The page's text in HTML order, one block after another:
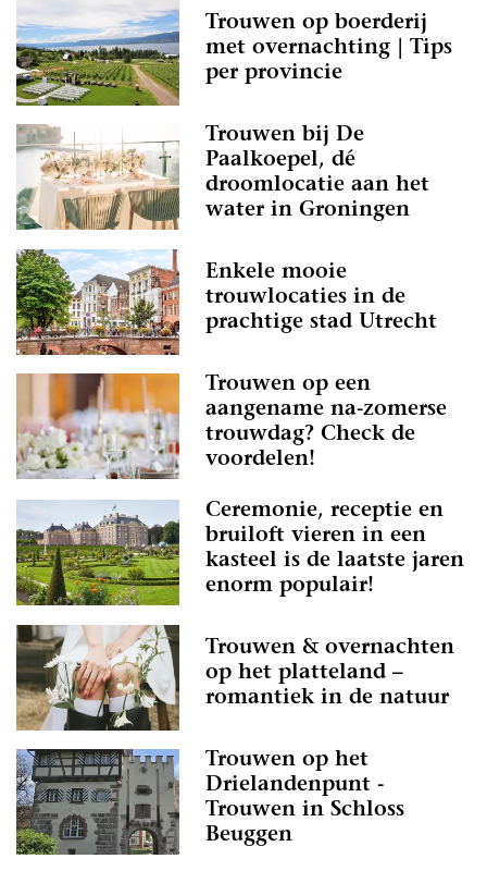
Trouwen op boerderij
met overnachting | Tips
per provincie
Trouwen bij De
Paalkoepel, dé
droomlocatie aan het
water in Groningen
Enkele mooie
trouwlocaties in de
prachtige stad Utrecht
Trouwen op een
aangename na-zomerse
trouwdag? Check de
voordelen!
Ceremonie, receptie en
bruiloft vieren in een
kasteel is de laatste jaren
enorm populair!
Trouwen & overnachten
op het platteland –
romantiek in de natuur
Trouwen op het
Drielandenpunt -
Trouwen in Schloss
Beuggen